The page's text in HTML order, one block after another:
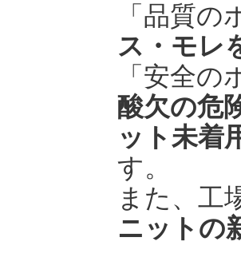
「品質
ス・モレ
「安全
酸欠の危
ット未着
す。
また、工
ニットの